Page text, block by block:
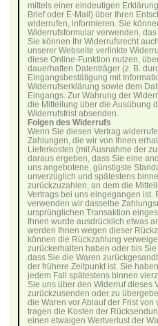
mittels einer eindeutigen
Brief oder E-Mail) über Ihren
widerrufen, informieren. Sie
Widerrufsformular verwenden,
Sie können Ihr Widerrufsrecht
unserer Webseite verlinkte
diese Online-Funktion nutzen,
dauerhaften Datenträger (z. B.
Eingangsbestätigung mit
Widerrufserklärung sowie dem
Eingangs. Zur Wahrung der
die Mitteilung über die Ausübung
Widerrufsfrist absenden.
Folgen des Widerrufs
Wenn Sie diesen Vertrag
Zahlungen, die wir von Ihnen
Lieferkosten (mit Ausnahme der
daraus ergeben, dass Sie eine
uns angebotene, günstigste
unverzüglich und spätestens
zurückzuzahlen, an dem die
Vertrags bei uns eingegangen ist.
verwenden wir dasselbe
ursprünglichen Transaktion
Ihnen wurde ausdrücklich etwas
werden Ihnen wegen dieser
können die Rückzahlung
zurückerhalten haben oder bis
dass Sie die Waren
der frühere Zeitpunkt ist. Sie
jedem Fall spätestens binnen
Sie uns über den Widerruf dieses
zurückzusenden oder zu
die Waren vor Ablauf der Frist
tragen die Kosten der
einen etwaigen Wertverlust der